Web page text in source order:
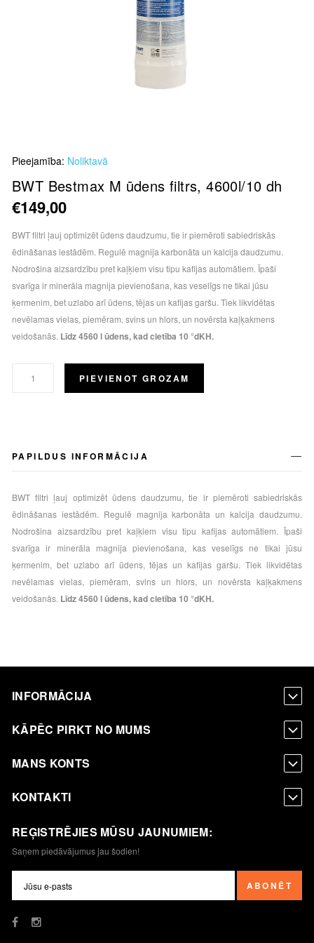
to
the
of
the
images
gallery
Pieejamība: Noliktavā
BWT Bestmax M ūdens filtrs, 4600l/10 dh
€149,00
BWT filtri ļauj optimizēt ūdens daudzumu, tie ir piemēroti sabiedriskās
ēdināšanas iestādēm. Regulē magnija karbonāta un kalcija daudzumu.
Nodrošina aizsardzību pret kaļķiem visu tipu kafijas automātiem. Īpaši
svarīga ir minerāla magnija pievienošana, kas veselīgs ne tikai jūsu
ķermenim, bet uzlabo arī ūdens, tējas un kafijas garšu. Tiek likvidētas
nevēlamas vielas, piemēram, svins un hlors, un novērsta kaļķakmens
veidošanās. Līdz 4560 l ūdens, kad cietība 10 °dKH.
PIEVIENOT GROZAM
PAPILDUS INFORMĀCIJA
BWT filtri ļauj optimizēt ūdens daudzumu, tie ir piemēroti sabiedriskās
ēdināšanas iestādēm. Regulē magnija karbonāta un kalcija daudzumu.
Nodrošina aizsardzību pret kaļķiem visu tipu kafijas automātiem. Īpaši
svarīga ir minerāla magnija pievienošana, kas veselīgs ne tikai jūsu
ķermenim, bet uzlabo arī ūdens, tējas un kafijas garšu. Tiek likvidētas
nevēlamas vielas, piemēram, svins un hlors, un novērsta kaļķakmens
veidošanās. Līdz 4560 l ūdens, kad cietība 10 °dKH.
INFORMĀCIJA
KĀPĒC PIRKT NO MUMS
MANS KONTS
KONTAKTI
REĢISTRĒJIES MŪSU JAUNUMIEM:
Saņem piedāvājumus jau šodien!
ABONĒT